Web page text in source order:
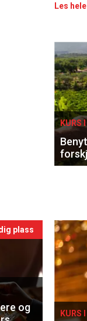
Les
KURS
plass
og
KURS